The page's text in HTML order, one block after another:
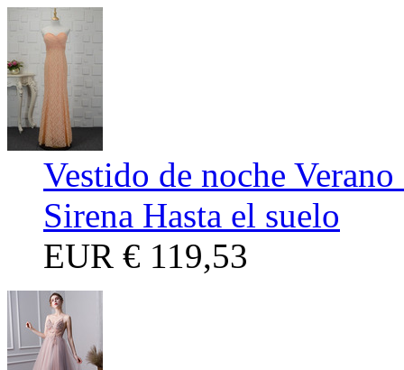
Vestido de noche
Sirena Hasta el suelo
EUR € 119,53